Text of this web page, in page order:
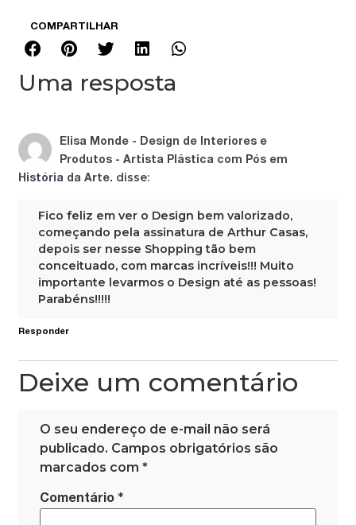
COMPARTILHAR
Uma resposta
Elisa Monde - Design de Interiores e
Produtos - Artista Plástica com Pós em
História da Arte. disse:
Fico feliz em ver o Design bem valorizado,
começando pela assinatura de Arthur Casas,
depois ser nesse Shopping tão bem
conceituado, com marcas incríveis!!! Muito
importante levarmos o Design até as pessoas!
Parabéns!!!!!
Responder
Deixe um comentário
O seu endereço de e-mail não será
publicado. Campos obrigatórios são
marcados com*
Comentário*